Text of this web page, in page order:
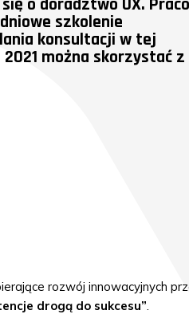
o doradztwo UX.
szkolenie
konsultacji w tej
można skorzystać z
rozwój innowacyjnych
drogą do sukcesu”.